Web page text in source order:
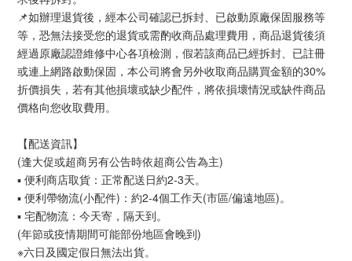
📌如辦理退貨後，經本公司確認已拆封、已啟動原廠保固服務等
等，恐無法接受您的退貨或需酌收商品處理費用，商品退貨後須
經過原廠認證維修中心各項檢測，假若該商品已經拆封、已註冊
或連上網路啟動保固，本公司將會另外收取商品購買金額的30%
折價損失，若有其他損壞或缺少配件，將依損壞情況或缺件商品
價格向您收取費用。
【配送資訊】
(逢大促或超商另有公告時依超商公告為主)
▪ 便利商店取貨：正常配送日約2-3天。
▪ 便利帶物流(小配件)：約2-4個工作天(市區/偏遠地區)。
▪ 宅配物流：今天寄，隔天到。
(年節或疫情期間可能部份地區會晚到)
※六日及國定假日無法出貨。